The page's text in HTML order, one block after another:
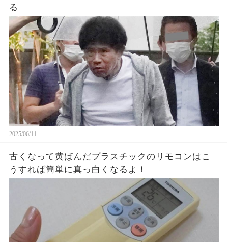
る
2025/06/11
古くなって黄ばんだプラスチックのリモコンはこ
うすれば簡単に真っ白くなるよ！